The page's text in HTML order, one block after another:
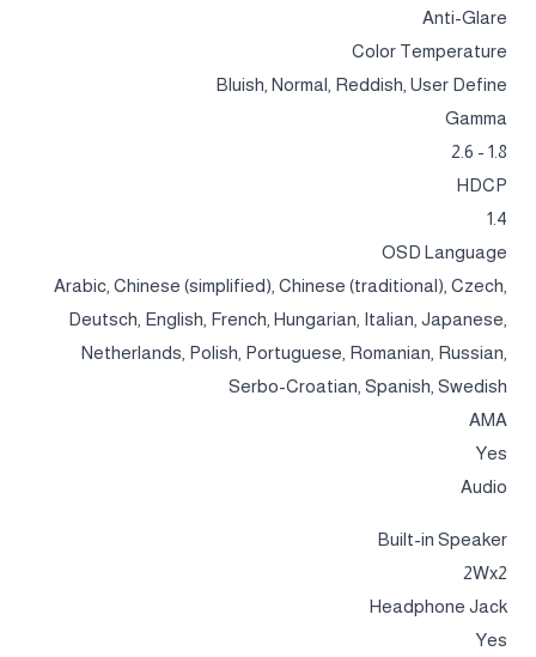
Anti-Glare
Color Temperature
Bluish, Normal, Reddish, User Define
Gamma
1.8 - 2.6
HDCP
1.4
OSD Language
Arabic, Chinese (simplified), Chinese (traditional), Czech,
Deutsch, English, French, Hungarian, Italian, Japanese,
Netherlands, Polish, Portuguese, Romanian, Russian,
Serbo-Croatian, Spanish, Swedish
AMA
Yes
Audio
Built-in Speaker
2Wx2
Headphone Jack
Yes